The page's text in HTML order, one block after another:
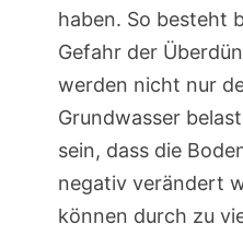
haben. So besteht
Gefahr der
werden nicht nur
Grundwasser
sein, dass die
negativ verändert
können durch zu